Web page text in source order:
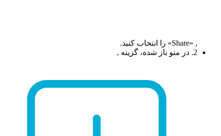
, «Share» را انتخاب کنید.
2. در منو باز شده، گزینه ,